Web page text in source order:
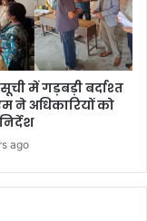
में गड़बड़ी बर्दाश्त
ने अधिकारियों को
ago